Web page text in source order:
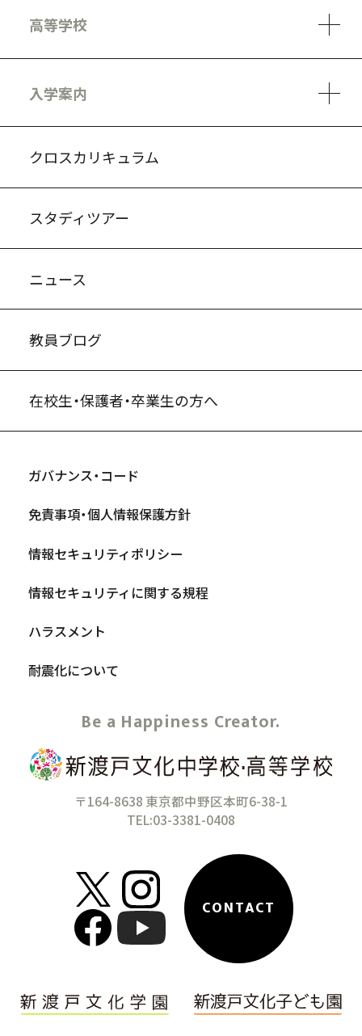
Be a Happiness Creator.
〒164-8638 東京都中野区本町6-38-1
TEL:03-3381-0408
CONTACT
高等学校
入学案内
クロスカリキュラム
スタディツアー
ニュース
教員ブログ
在校生・保護者・卒業生の方へ
ガバナンス・コード
免責事項・個人情報保護方針
情報セキュリティポリシー
情報セキュリティに関する規程
ハラスメント
耐震化について